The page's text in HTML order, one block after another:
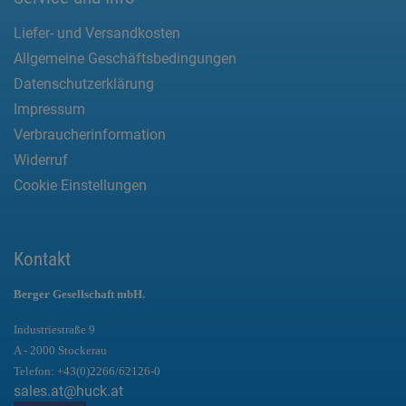
Liefer- und Versandkosten
Allgemeine Geschäftsbedingungen
Datenschutzerklärung
Impressum
Verbraucherinformation
Widerruf
Cookie Einstellungen
Kontakt
Berger Gesellschaft mbH.
Industriestraße 9
A - 2000 Stockerau
Telefon: +43(0)2266/62126-0
sales.at@huck.at